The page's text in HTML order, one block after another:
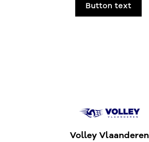
Button text
Volley Vlaanderen